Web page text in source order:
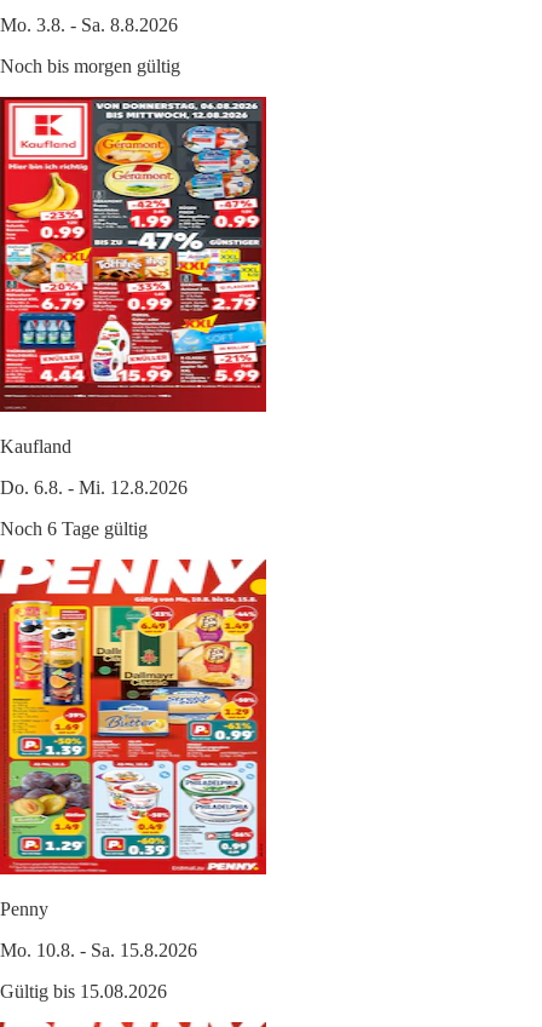
Mo. 3.8. - Sa. 8.8.2026
Noch bis morgen gültig
Kaufland
Do. 6.8. - Mi. 12.8.2026
Noch 6 Tage gültig
Penny
Mo. 10.8. - Sa. 15.8.2026
Gültig bis 15.08.2026